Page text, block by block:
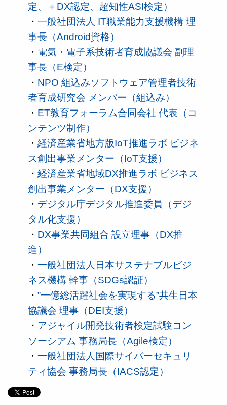
定、＋DX認定、超知性ASI検定）
・ 一般社団法人 IT職業能力支援機構 理
事長（Android資格）
・ 電気・電子系技術者育成協議会 副理
事長（E検定）
・ NPO 組込みソフトウェア管理者技術
者育成研究会 メンバー（組込み）
・ ET教育フォーラム合同会社 代表（コ
ンテンツ制作）
・ 経済産業省地方版IoT推進ラボ ビジネ
ス創出事業メンター（IoT支援）
・ 経済産業省地域DX推進ラボ ビジネス
創出事業メンター（DX支援）
・ デジタル庁デジタル推進委員（デジ
タル化支援）
・ DX事業共同組合 設立理事（DX推
進）
・ 一般社団法人日本サステナブルビジ
ネス機構 幹事（SDGs認証）
・ ”一億総活躍社会を実現する”共生日本
協議会 理事（DEI支援）
・ アジャイル開発技術者検定試験コン
ソーシアム 事務局長（Agile検定）
・ 一般社団法人国際サイバーセキュリ
ティ協会 事務局長（IACS認定）